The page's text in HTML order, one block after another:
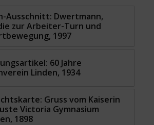
Ausschnitt: Dwertmann,
zur Arbeiter-Turn und
1997
60 Jahre
Linden, 1934
Gruss vom Kaiserin
Victoria Gymnasium
1898